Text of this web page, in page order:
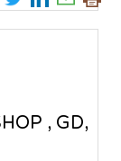
, GD,